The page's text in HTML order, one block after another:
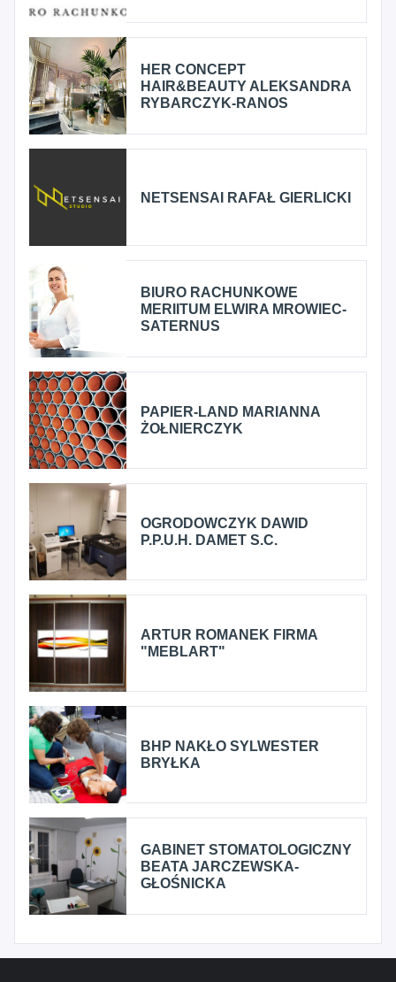
HER CONCEPT
HAIR&BEAUTY ALEKSANDRA
RYBARCZYK-RANOS
NETSENSAI RAFAŁ GIERLICKI
BIURO RACHUNKOWE
MERIITUM ELWIRA MROWIEC-
SATERNUS
PAPIER-LAND MARIANNA
ŻOŁNIERCZYK
OGRODOWCZYK DAWID
P.P.U.H. DAMET S.C.
ARTUR ROMANEK FIRMA
"MEBLART"
BHP NAKŁO SYLWESTER
BRYŁKA
GABINET STOMATOLOGICZNY
BEATA JARCZEWSKA-
GŁOŚNICKA